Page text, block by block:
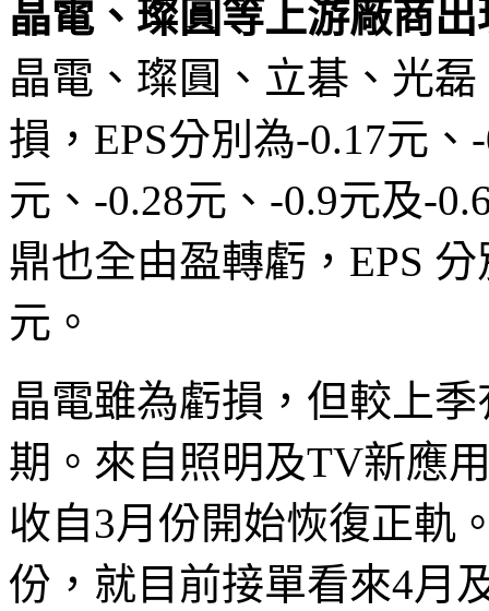
晶電、璨圓等上游廠商
晶電、璨圓、立碁、光
損，EPS分別為-0.17元
元、-0.28元、-0.9元及-
鼎也全由盈轉虧，EPS
元。
晶電雖為虧損，但較上
期。來自照明及TV新應
收自3月份開始恢復正軌
份，就目前接單看來4月